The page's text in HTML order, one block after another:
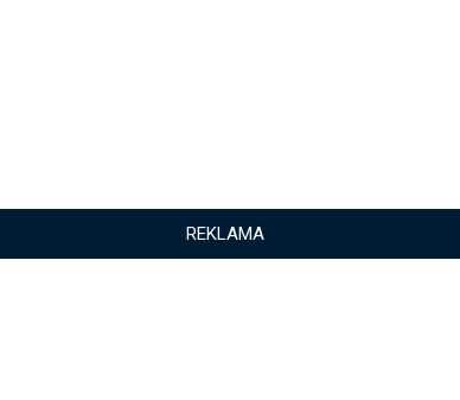
REKLAMA